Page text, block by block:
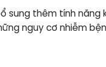
sung thêm tính
nguy cơ nhiễm